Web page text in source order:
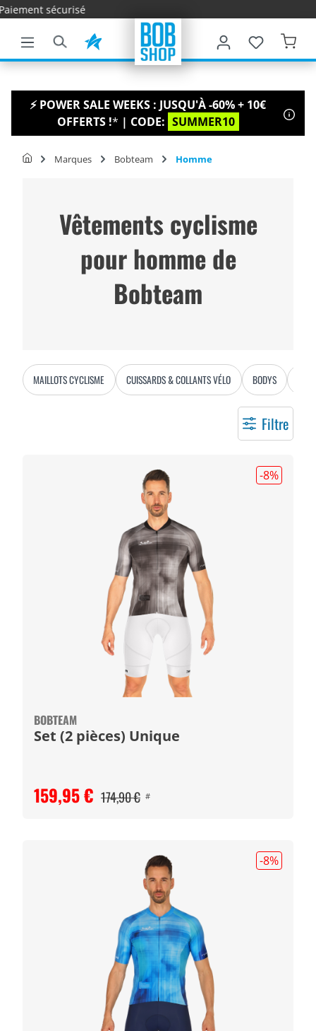
principal
⚡ POWER SALE WEEKS : JUSQU'À -60% + 10€
OFFERTS !* | CODE: SUMMER10
Marques Bobteam Homme
Vêtements cyclisme
pour homme de
Bobteam
MAILLOTS CYCLISME CUISSARDS & COLLANTS VÉLO BODYS
Filtre
-8%
BOBTEAM
Set (2 pièces) Unique
159,95 € 174,90 € #
-8%